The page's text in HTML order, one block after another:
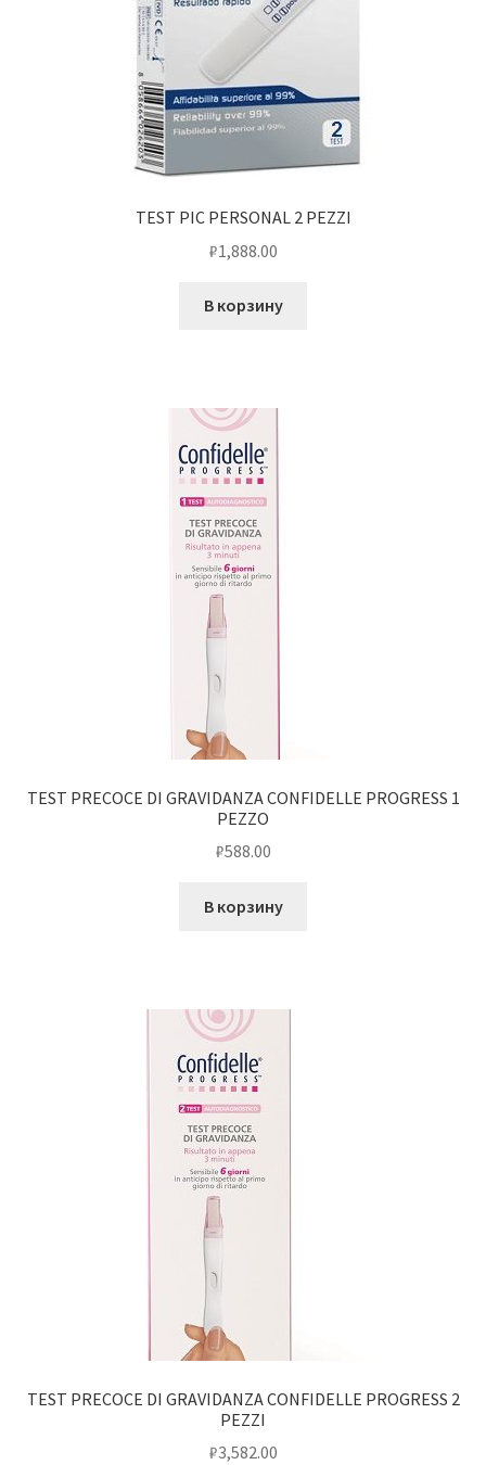
TEST PIC PERSONAL 2 PEZZI
₽1,888.00
В корзину
TEST PRECOCE DI GRAVIDANZA CONFIDELLE PROGRESS 1
PEZZO
₽588.00
В корзину
TEST PRECOCE DI GRAVIDANZA CONFIDELLE PROGRESS 2
PEZZI
₽3,582.00